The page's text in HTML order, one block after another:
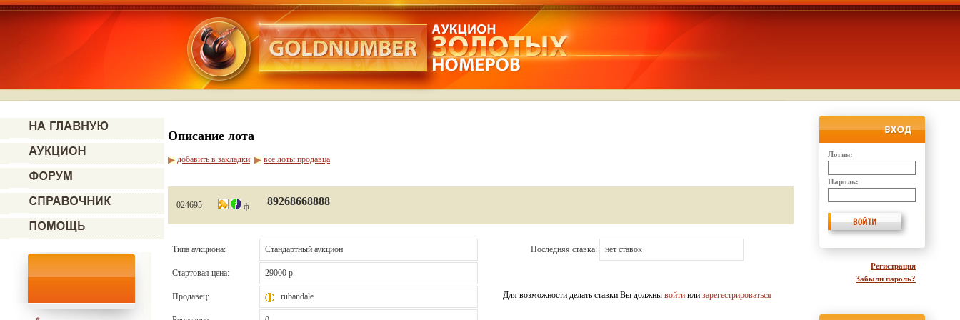
Описание лота
добавить в закладки все лоты продавца
024695 ф. 89268668888
Типа аукциона: Стандартный аукцион
Стартовая цена: 29000 р.
Продавец: rubandale
Последняя ставка: нет ставок
Для возможности делать ставки Вы должны войтиили зарегестрироваться
Логин:
Пароль:
Регистрация
Забыли пароль?